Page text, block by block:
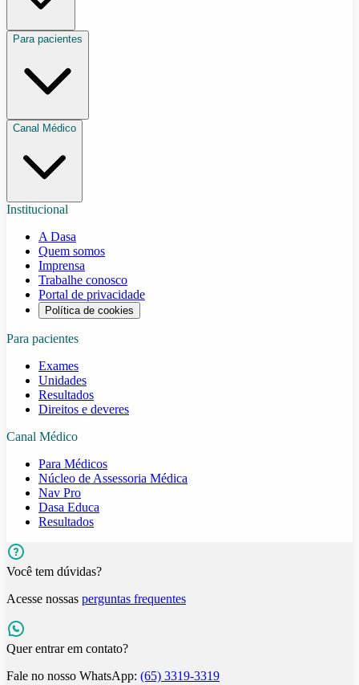
Para pacientes
Canal Médico
Institucional
A Dasa
Quem somos
Imprensa
Trabalhe conosco
Portal de privacidade
Política de cookies
Para pacientes
Exames
Unidades
Resultados
Direitos e deveres
Canal Médico
Para Médicos
Núcleo de Assessoria Médica
Nav Pro
Dasa Educa
Resultados
Você tem dúvidas?
Acesse nossas perguntas frequentes
Quer entrar em contato?
Fale no nosso WhatsApp: (65) 3319-3319